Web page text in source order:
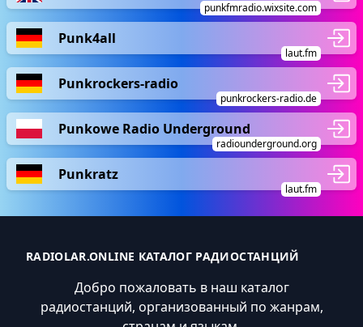
punkfmradio.wixsite.com
Punk4all
laut.fm
Punkrockers-radio
punkrockers-radio.de
Punkowe Radio Underground
radiounderground.org
Punkratz
laut.fm
RADIOLAR.ONLINE КАТАЛОГ РАДИОСТАНЦИЙ
Добро пожаловать в наш каталог
радиостанций, организованный по жанрам,